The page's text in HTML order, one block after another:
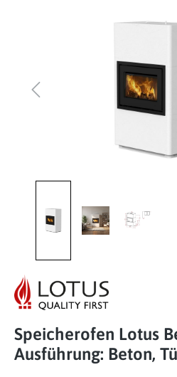
Speicherofen Lotus
Ausführung: Beton,